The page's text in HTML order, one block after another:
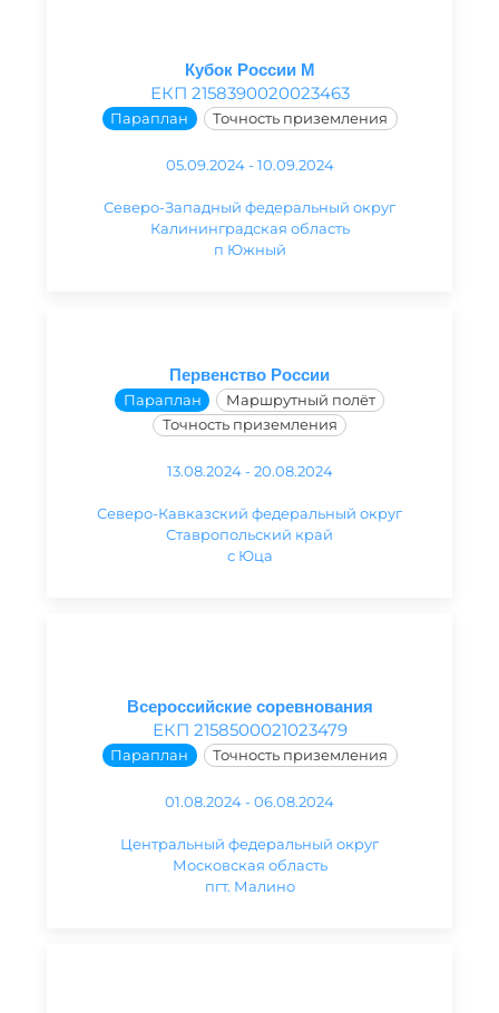
Кубок России М
ЕКП 2158390020023463
Параплан Точность приземления
05.09.2024 - 10.09.2024
Северо-Западный федеральный округ
Калининградская область
п Южный
Первенство России
Параплан
Маршрутный полёт
Точность приземления
13.08.2024 - 20.08.2024
Северо-Кавказский федеральный округ
Ставропольский край
с Юца
Всероссийские соревнования
ЕКП 2158500021023479
Параплан Точность приземления
01.08.2024 - 06.08.2024
Центральный федеральный округ
Московская область
пгт. Малино